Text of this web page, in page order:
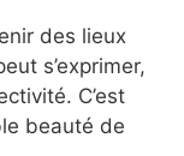
des lieux
s’exprimer,
C’est
beauté de